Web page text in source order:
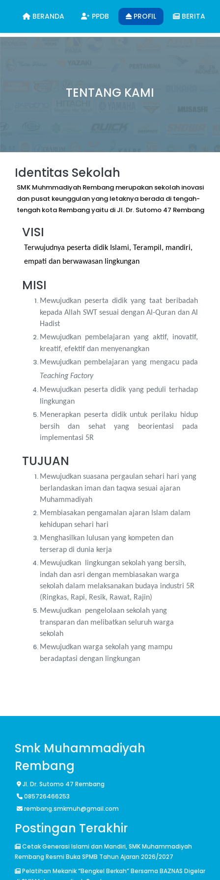
BERANDA PPDB PROFIL BERITA
TENTANG KAMI
Identitas Sekolah
SMK Muhmmadiyah Rembang merupakan sekolah inovasi
dan pusat keunggulan yang letaknya berada di tengah-
tengah kota Rembang yaitu di Jl. Dr. Sutomo 47 Rembang
VISI
Terwujudnya peserta didik Is lami, Terampi l, mandiri,
empati dan berwawasan lingkungan
MISI
Mewujudkan peserta didik yang taat beribadah
kepada Allah SWT sesuai dengan Al-Quran dan Al
Hadist
Mewujudkan pembelajaran yang aktif, inovatif,
kreatif, efektif dan menyenangkan
Mewujudkan pembelajaran yang mengacu pada
Teaching Factory
Mewujudkan peserta didik yang peduli terhadap
lingkungan
Menerapkan peserta didik untuk perilaku hidup
bersih dan sehat yang beorientasi pada
implementasi 5R
TUJUAN
Mewujudkan suasana pergaulan sehari hari yang
berlandaskan iman dan taqwa sesuai ajaran
Muhammadiyah
Membiasakan pengamalan ajaran Islam dalam
kehidupan sehari hari
Menghasilkan lulusan yang kompeten dan
terserap di dunia kerja
Mewujudkan lingkungan sekolah yang bersih,
indah dan asri dengan membiasakan warga
sekolah dalam melaksanakan budaya industri 5R
(Ringkas, Rapi, Resik, Rawat, Rajin)
Mewujudkan pengelolaan sekolah yang
transparan dan melibatkan seluruh warga
sekolah
Mewujudkan warga sekolah yang mampu
beradaptasi dengan lingkungan
Smk Muhammadiyah
Rembang
Jl. Dr. Sutomo 47 Rembang
085726466253
rembang.smkmuh@gmail.com
Postingan Terakhir
Cetak Generasi Islami dan Mandiri, SMK Muhammadiyah
Rembang Resmi Buka SPMB Tahun Ajaran 2026/2027
Pelatihan Mekanik “Bengkel Berkah” Bersama BAZNAS Digelar